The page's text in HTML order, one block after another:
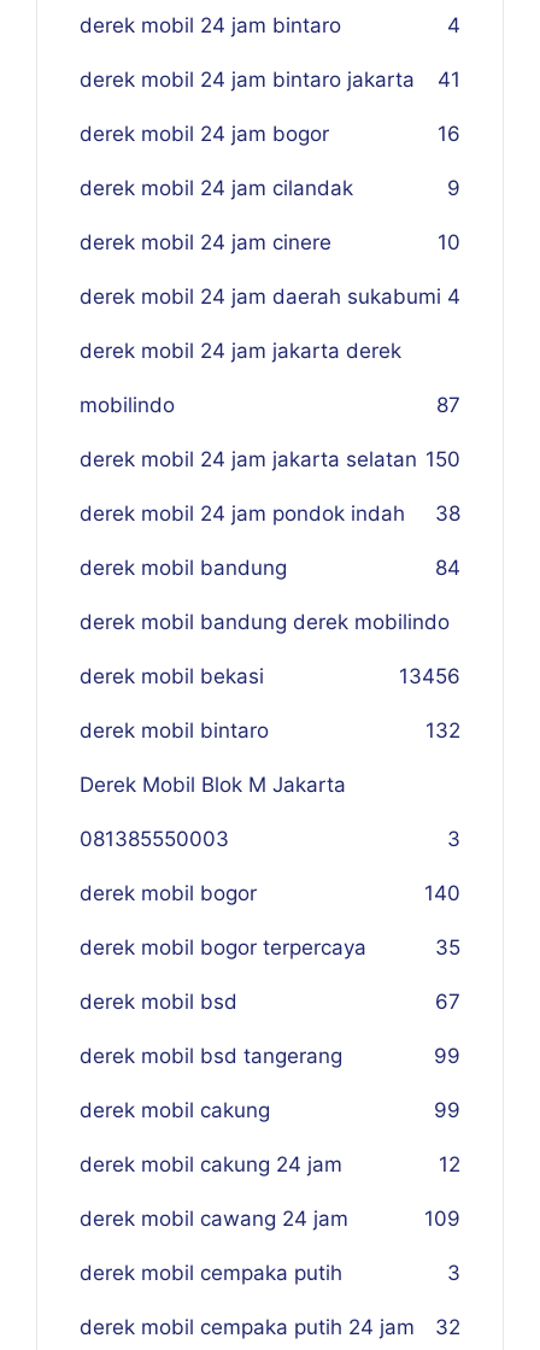
derek mobil 24 jam bintaro 4
derek mobil 24 jam bintaro jakarta 41
derek mobil 24 jam bogor 16
derek mobil 24 jam cilandak 9
derek mobil 24 jam cinere 10
derek mobil 24 jam daerah sukabumi 4
derek mobil 24 jam jakarta derek
mobilindo 87
derek mobil 24 jam jakarta selatan 150
derek mobil 24 jam pondok indah 38
derek mobil bandung 84
derek mobil bandung derek mobilindo
56
derek mobil bekasi 134
derek mobil bintaro 132
Derek Mobil Blok M Jakarta
081385550003 3
derek mobil bogor 140
derek mobil bogor terpercaya 35
derek mobil bsd 67
derek mobil bsd tangerang 99
derek mobil cakung 99
derek mobil cakung 24 jam 12
derek mobil cawang 24 jam 109
derek mobil cempaka putih 3
derek mobil cempaka putih 24 jam 32